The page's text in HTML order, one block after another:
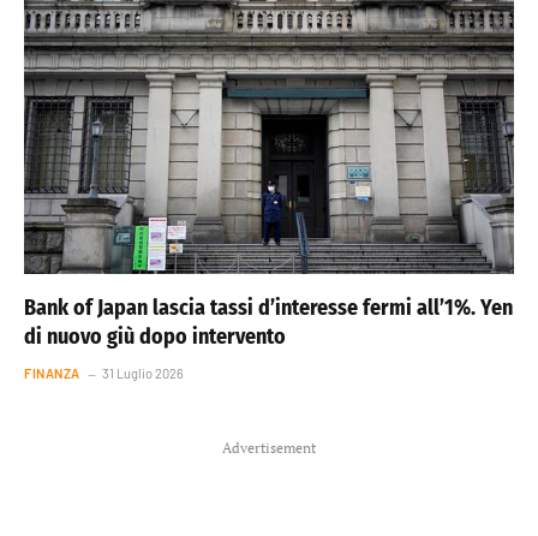
Bank of Japan lascia tassi d’interesse fermi all’1%. Yen
di nuovo giù dopo intervento
FINANZA 31 Luglio 2026
Advertisement